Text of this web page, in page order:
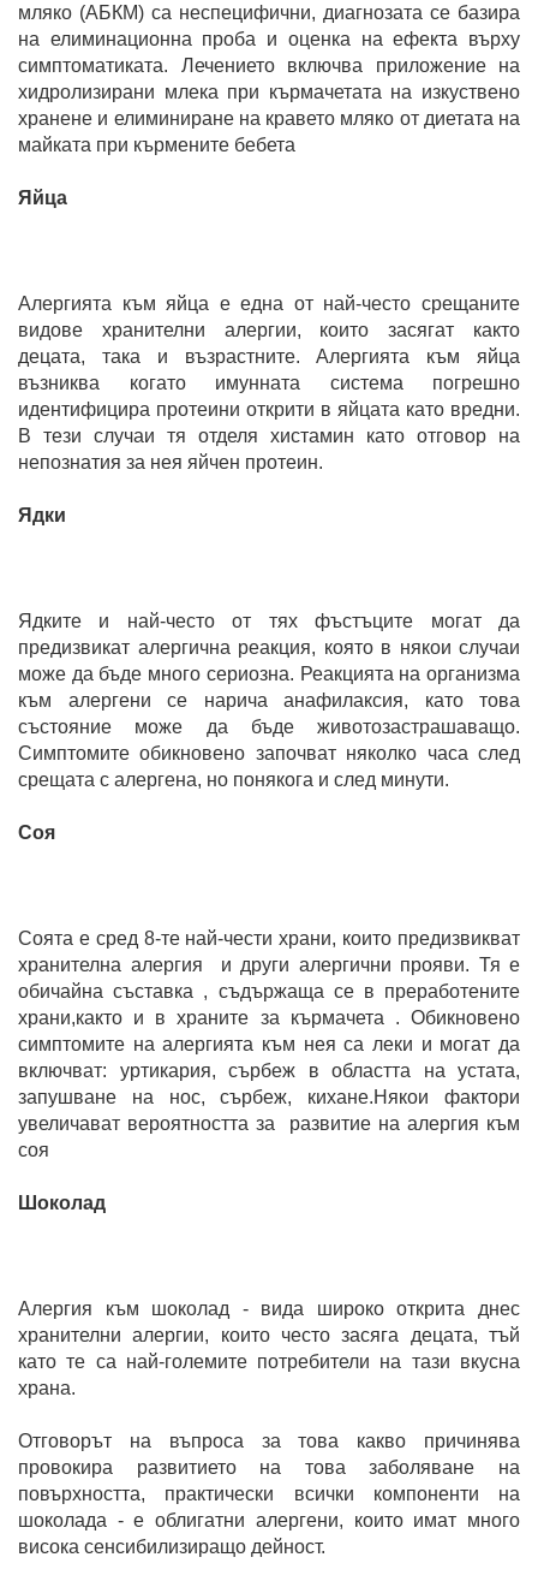
мляко (АБКМ) са неспецифични, диагнозата се базира
на елиминационна проба и оценка на ефекта върху
симптоматиката. Лечението включва приложение на
хидролизирани млека при кърмачетата на изкуствено
хранене и елиминиране на кравето мляко от диетата на
майката при кърмените бебета
Яйца
Алергията към яйца е една от най-често срещаните
видове хранителни алергии, които засягат както
децата, така и възрастните. Алергията към яйца
възниква когато имунната система погрешно
идентифицира протеини открити в яйцата като вредни.
В тези случаи тя отделя хистамин като отговор на
непознатия за нея яйчен протеин.
Ядки
Ядките и най-често от тях фъстъците могат да
предизвикат алергична реакция, която в някои случаи
може да бъде много сериозна. Реакцията на организма
към алергени се нарича анафилаксия, като това
състояние може да бъде животозастрашаващо.
Симптомите обикновено започват няколко часа след
срещата с алергена, но понякога и след минути.
Соя
Соята е сред 8-те най-чести храни, които предизвикват
хранителна алергия и други алергични прояви. Тя е
обичайна съставка , съдържаща се в преработените
храни,както и в храните за кърмачета . Обикновено
симптомите на алергията към нея са леки и могат да
включват: уртикария, сърбеж в областта на устата,
запушване на нос, сърбеж, кихане.Някои фактори
увеличават вероятността за развитие на алергия към
соя
Шоколад
Алергия към шоколад - вида широко открита днес
хранителни алергии, които често засяга децата, тъй
като те са най-големите потребители на тази вкусна
храна.
Отговорът на въпроса за това какво причинява
провокира развитието на това заболяване на
повърхността, практически всички компоненти на
шоколада - е облигатни алергени, които имат много
висока сенсибилизиращо дейност.